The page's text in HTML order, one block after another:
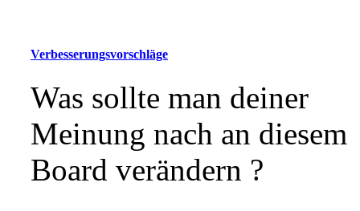
Verbesserungsvorschläge
Was sollte man deiner
Meinung nach an diesem
Board verändern ?